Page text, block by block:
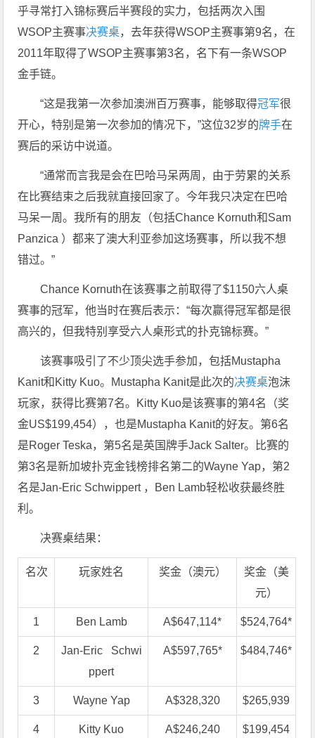
乎寻常打入锦标赛后半赛段的实力，包括两次入围
WSOP主赛事决赛桌，去年获得WSOP主赛事第9名，在
2011年取得了WSOP主赛事第3名，名下有一条WSOP
金手链。
“这是我第一次参加澳洲百万赛事，能够取得冠军很
开心，特别是第一次参加的情况下，”这位32岁的牌手在
赛后的采访中说道。
“通常而言我是会在巴哈马呆两周，由于劳累的关系
在比赛结束之后我就直接回家了。今年我只决定在巴哈
马呆一周。我所有的朋友（包括Chance Kornuth和Sam
Panzica ）都来了澳大利亚参加这场赛事，所以我不想
错过。”
Chance Kornuth在该赛事之前取得了$1150六人桌
赛事的冠军，他当时在赛后表示：“每次赢得冠军都是很
高兴的，但我特别享受六人桌形式的扑克锦标赛。”
该赛事吸引了不少顶尖选手参加，包括Mustapha
Kanit和Kitty Kuo。Mustapha Kanit是此次的决赛桌泡沫
玩家，获得比赛第7名。Kitty Kuo是该赛事的第4名（奖
金US$199,454），也是Mustapha Kanit的好友。第6名
是Roger Teska，第5名是英国牌手Jack Salter。比赛的
第3名是新加坡扑克金钱榜排名第二的Wayne Yap，第2
名是Jan-Eric Schwippert ，Ben Lamb轻松收获最终胜
利。
决赛桌结果：
名次 玩家姓名 奖金（澳元）
奖金（美
元）
1 Ben Lamb A$647,114* $524,764*
2
Jan-Eric Schwi
ppert
A$597,765* $484,746*
3 Wayne Yap A$328,320 $265,939
4 Kitty Kuo A$246,240 $199,454